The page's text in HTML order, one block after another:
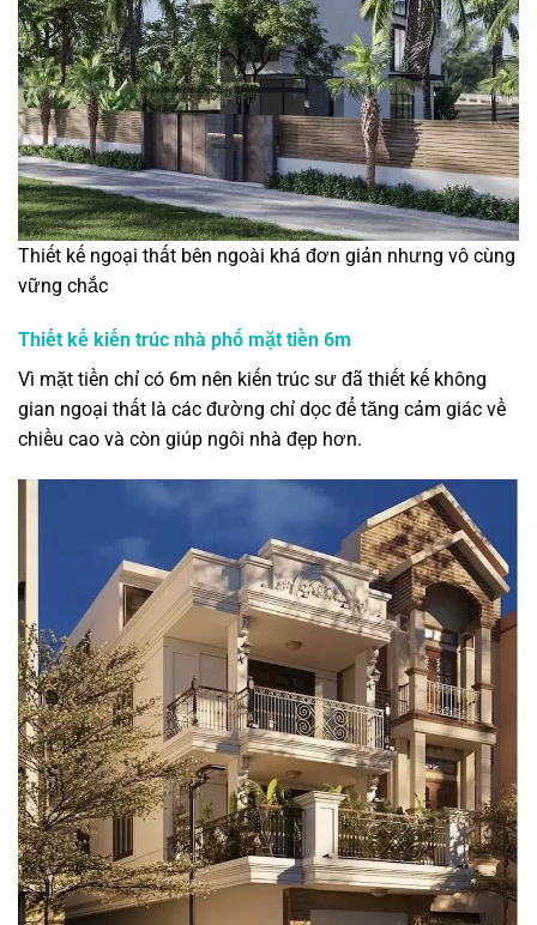
Thiết kế ngoại thất bên ngoài khá đơn giản nhưng vô cùng
vững chắc
Thiết kế kiến trúc nhà phố mặt tiền 6m
Vì mặt tiền chỉ có 6m nên kiến trúc sư đã thiết kế không
gian ngoại thất là các đường chỉ dọc để tăng cảm giác về
chiều cao và còn giúp ngôi nhà đẹp hơn.